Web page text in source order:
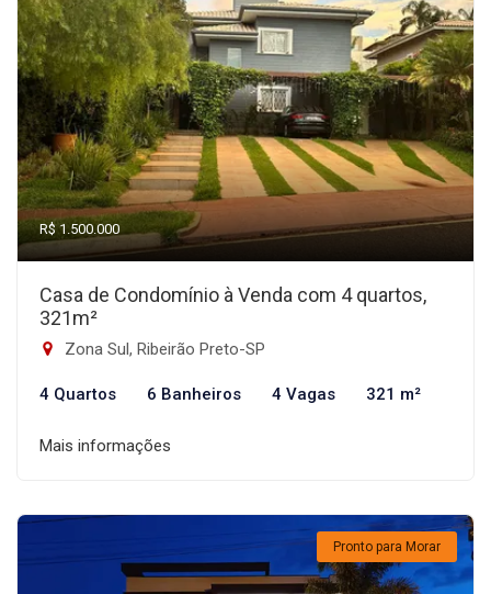
R$ 1.500.000
Casa de Condomínio à Venda com 4 quartos,
321m²
Zona Sul, Ribeirão Preto-SP
4 Quartos 6 Banheiros 4 Vagas 321 m²
Mais informações
Pronto para Morar